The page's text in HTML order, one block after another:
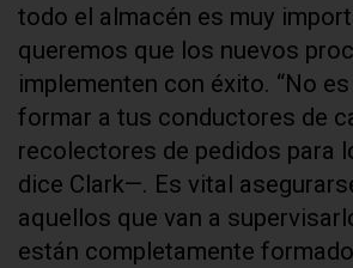
todo el almacén es muy
queremos que los nuevos
implementen con éxito. “No
formar a tus conductores de
recolectores de pedidos para
dice Clark—. Es vital
aquellos que van a
están completamente